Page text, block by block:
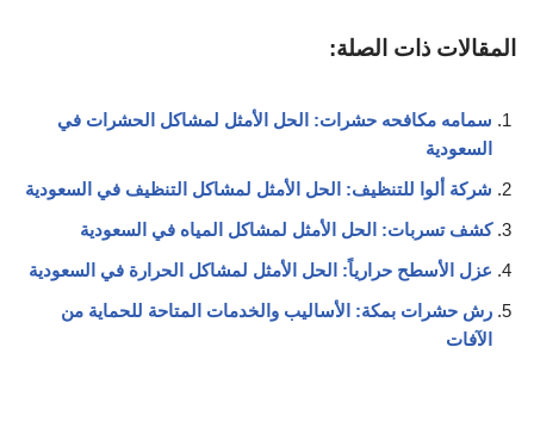
المقالات ذات الصلة:
سمامه مكافحه حشرات: الحل الأمثل لمشاكل الحشرات في
السعودية
شركة ألوا للتنظيف: الحل الأمثل لمشاكل التنظيف في السعودية
كشف تسربات: الحل الأمثل لمشاكل المياه في السعودية
عزل الأسطح حرارياً: الحل الأمثل لمشاكل الحرارة في السعودية
رش حشرات بمكة: الأساليب والخدمات المتاحة للحماية من
الآفات